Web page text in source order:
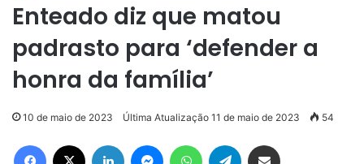
Enteado diz que matou
padrasto para ‘defender a
honra da família’
10 de maio de 2023 Última Atualização 11 de maio de 2023 54
Facebook Linkedin MessengerWhatsAppTelegram